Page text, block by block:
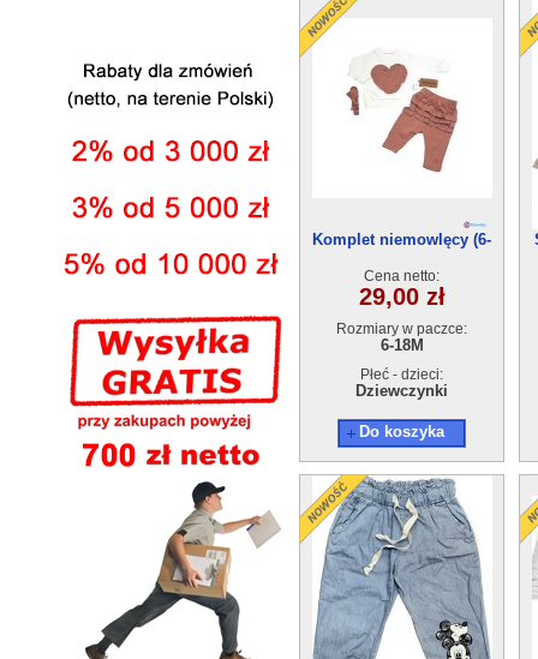
Komplet niemowlęcy (6-
Cena netto:
29,00 zł
Rozmiary w paczce:
6-18M
Płeć - dzieci:
Dziewczynki
Do koszyka